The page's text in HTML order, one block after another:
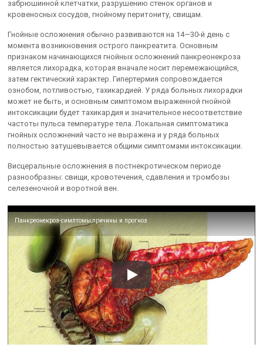
забрюшинной клетчатки, разрушению стенок органов и
кровеносных сосудов, гнойному перитониту, свищам.
Гнойные осложнения обычно развиваются на 14—30-й день с
момента возникновения острого панкреатита. Основным
признаком начинающихся гнойных осложнений панкреонекроза
является лихорадка, которая вначале носит перемежающийся,
затем гектический характер. Гипертермия сопровождается
ознобом, потливостью, тахикардией. У ряда больных лихорадки
может не быть, и основным симптомом выраженной гнойной
интоксикации будет тахикардия и значительное несоответствие
частоты пульса температуре тела. Локальная симптоматика
гнойных осложнений часто не выражена и у ряда больных
полностью затушевывается общими симптомами интоксикации.
Висцеральные осложнения в постнекротическом периоде
разнообразны: свищи, кровотечения, сдавления и тромбозы
селезеночной и воротной вен.
Панкреонекроз-симптомы,причины и прогноз